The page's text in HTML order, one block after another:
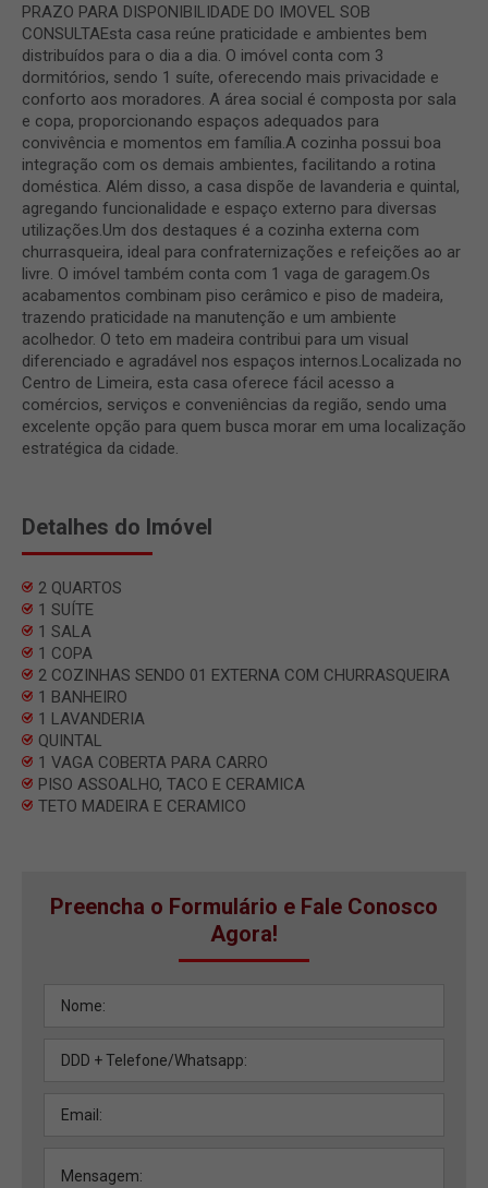
PRAZO PARA DISPONIBILIDADE DO IMOVEL SOB
CONSULTAEsta casa reúne praticidade e ambientes bem
distribuídos para o dia a dia. O imóvel conta com 3
dormitórios, sendo 1 suíte, oferecendo mais privacidade e
conforto aos moradores. A área social é composta por sala
e copa, proporcionando espaços adequados para
convivência e momentos em família.A cozinha possui boa
integração com os demais ambientes, facilitando a rotina
doméstica. Além disso, a casa dispõe de lavanderia e quintal,
agregando funcionalidade e espaço externo para diversas
utilizações.Um dos destaques é a cozinha externa com
churrasqueira, ideal para confraternizações e refeições ao ar
livre. O imóvel também conta com 1 vaga de garagem.Os
acabamentos combinam piso cerâmico e piso de madeira,
trazendo praticidade na manutenção e um ambiente
acolhedor. O teto em madeira contribui para um visual
diferenciado e agradável nos espaços internos.Localizada no
Centro de Limeira, esta casa oferece fácil acesso a
comércios, serviços e conveniências da região, sendo uma
excelente opção para quem busca morar em uma localização
estratégica da cidade.
Detalhes do Imóvel
2 QUARTOS
1 SUÍTE
1 SALA
1 COPA
2 COZINHAS SENDO 01 EXTERNA COM CHURRASQUEIRA
1 BANHEIRO
1 LAVANDERIA
QUINTAL
1 VAGA COBERTA PARA CARRO
PISO ASSOALHO, TACO E CERAMICA
TETO MADEIRA E CERAMICO
Preencha o Formulário e Fale Conosco
Agora!